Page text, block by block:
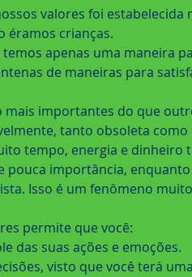
valores foi
éramos crianças.
apenas uma maneira
de maneiras para
mais importantes do que
tanto obsoleta
tempo, energia e dinheiro
pouca importância,
Isso é um fenômeno
permite que você:
das suas ações e emoções.
visto que você terá